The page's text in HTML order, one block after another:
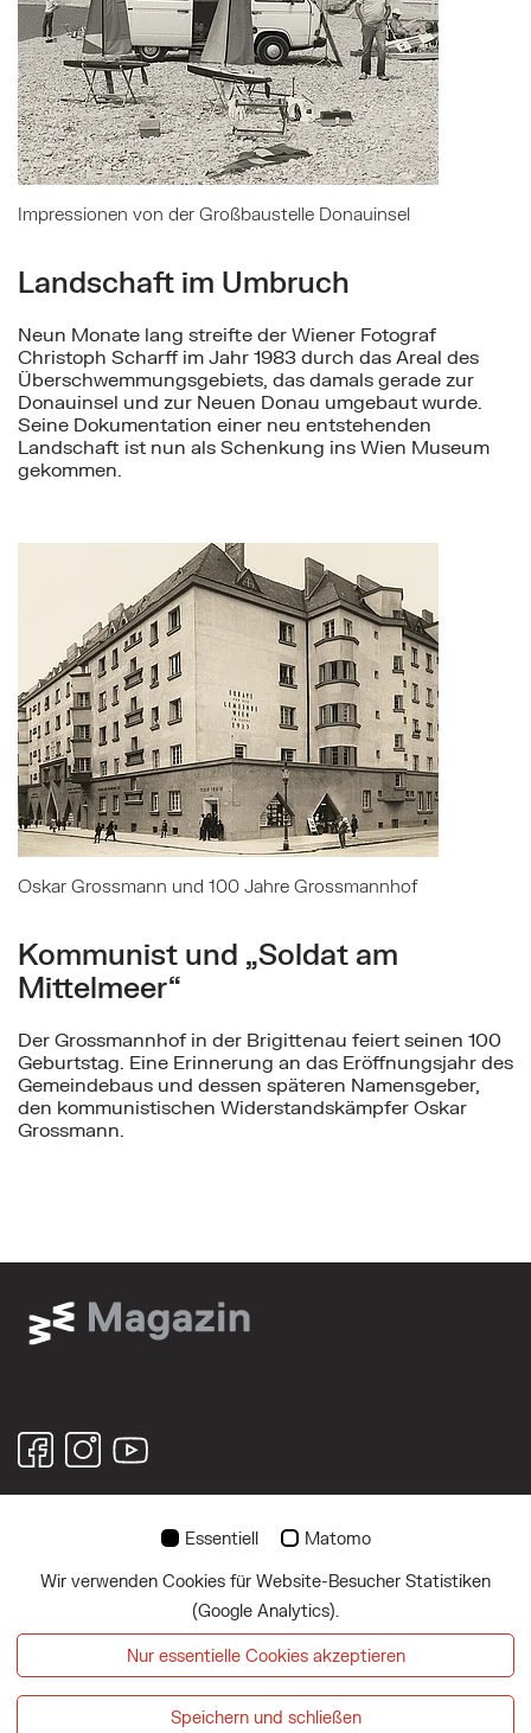
Impressionen von der Großbaustelle Donauinsel
Landschaft im Umbruch
Neun Monate lang streifte der Wiener Fotograf
Christoph Scharff im Jahr 1983 durch das Areal des
Überschwemmungsgebiets, das damals gerade zur
Donauinsel und zur Neuen Donau umgebaut wurde.
Seine Dokumentation einer neu entstehenden
Landschaft ist nun als Schenkung ins Wien Museum
gekommen.
Oskar Grossmann und 100 Jahre Grossmannhof
Kommunist und „Soldat am
Mittelmeer“
Der Grossmannhof in der Brigittenau feiert seinen 100
Geburtstag. Eine Erinnerung an das Eröffnungsjahr des
Gemeindebaus und dessen späteren Namensgeber,
den kommunistischen Widerstandskämpfer Oskar
Grossmann.
Mehr zu: Oskar Grossmann und 100 Jahre
Über uns
Datenschutz
Essentiell Matomo
Wir verwenden Cookies für Website-Besucher Statistiken
(Google Analytics).
Nur essentielle Cookies akzeptieren
Speichern und schließen